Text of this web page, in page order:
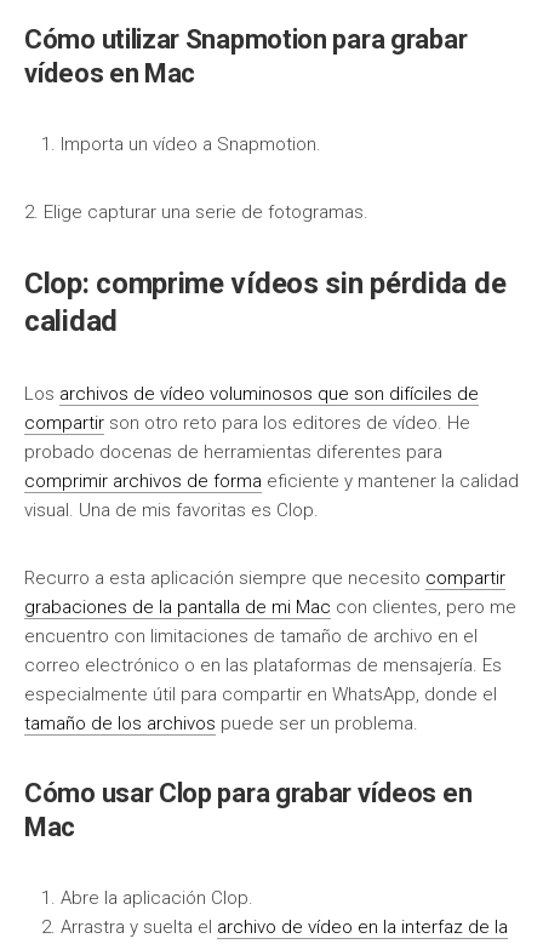
Cómo utilizar Snapmotion para grabar
vídeos en Mac
Importa un vídeo a Snapmotion.
2. Elige capturar una serie de fotogramas.
Clop: comprime vídeos sin pérdida de
calidad
Los archivos de vídeo voluminosos que son difíciles de
compartir son otro reto para los editores de vídeo. He
probado docenas de herramientas diferentes para
comprimir archivos de forma eficiente y mantener la calidad
visual. Una de mis favoritas es Clop.
Recurro a esta aplicación siempre que necesito compartir
grabaciones de la pantalla de mi Mac con clientes, pero me
encuentro con limitaciones de tamaño de archivo en el
correo electrónico o en las plataformas de mensajería. Es
especialmente útil para compartir en WhatsApp, donde el
tamaño de los archivos puede ser un problema.
Cómo usar Clop para grabar vídeos en
Mac
Abre la aplicación Clop.
Arrastra y suelta el archivo de vídeo en la interfaz de la